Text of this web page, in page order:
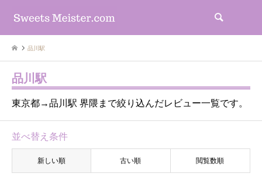
品川駅
品川駅
東京都→品川駅 界隈まで絞り込んだレビュー一覧です。
並べ替え条件
新しい順 古い順 閲覧数順